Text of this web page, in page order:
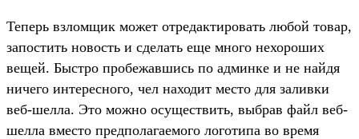
Теперь взломщик может отредактировать любой товар,
запостить новость и сделать еще много нехороших
вещей. Быстро пробежавшись по админке и не найдя
ничего интересного, чел находит место для заливки
веб-шелла. Это можно осуществить, выбрав файл веб-
шелла вместо предполагаемого логотипа во время